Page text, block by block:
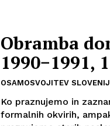
Obramba
1990−1991,
OSAMOSVOJITEV
Ko praznujemo in
formalnih okvirih,